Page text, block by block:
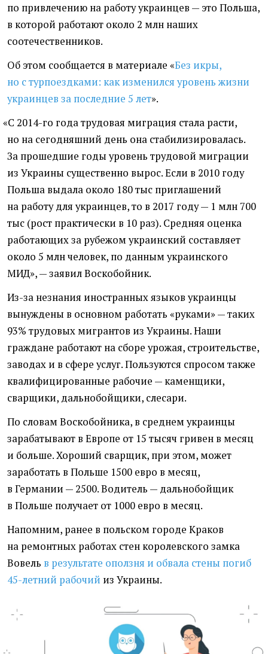
по привлечению на работу украинцев — это Польша,
в которой работают около 2 млн наших
соотечественников.
Об этом сообщается в материале «Без икры,
но с турпоездками: как изменился уровень жизни
украинцев за последние 5 лет».
«С 2014-го года трудовая миграция стала расти,
но на сегодняшний день она стабилизировалась.
За прошедшие годы уровень трудовой миграции
из Украины существенно вырос. Если в 2010 году
Польша выдала около 180 тыс приглашений
на работу для украинцев, то в 2017 году — 1 млн 700
тыс (рост практически в 10 раз). Средняя оценка
работающих за рубежом украинский составляет
около 5 млн человек, по данным украинского
МИД», — заявил Воскобойник.
Из-за незнания иностранных языков украинцы
вынуждены в основном работать «руками» — таких
93% трудовых мигрантов из Украины. Наши
граждане работают на сборе урожая, строительстве,
заводах и в сфере услуг. Пользуются спросом также
квалифицированные рабочие — каменщики,
сварщики, дальнобойщики, слесари.
По словам Воскобойника, в среднем украинцы
зарабатывают в Европе от 15 тысяч гривен в месяц
и больше. Хороший сварщик, при этом, может
заработать в Польше 1500 евро в месяц,
в Германии — 2500. Водитель — дальнобойщик
в Польше получает от 1000 евро в месяц.
Напомним, ранее в польском городе Краков
на ремонтных работах стен королевского замка
Вовель в результате оползня и обвала стены погиб
45-летний рабочий из Украины.